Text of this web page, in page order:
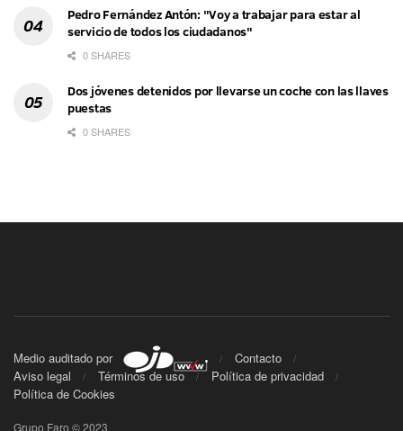
Pedro Fernández Antón: "Voy a trabajar para estar al
servicio de todos los ciudadanos"
0 SHARES
Dos jóvenes detenidos por llevarse un coche con las llaves
puestas
0 SHARES
Medio auditado por
Contacto
Aviso legal
Términos de uso
Política de privacidad
Política de Cookies
Grupo Faro © 2023